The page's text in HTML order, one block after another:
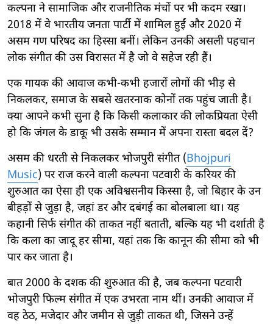
कल्पना ने सामाजिक और राजनीतिक मंचों पर भी कदम रखा।
2018 में वे भारतीय जनता पार्टी में शामिल हुईं और 2020 में
असम गण परिषद का हिस्सा बनीं। लेकिन उनकी असली पहचान
लोक संगीत की उस विरासत में है जो वे सहेज रही हैं।
एक गायक की आवाज कभी-कभी हजारों लोगों की भीड़ से
निकलकर, समाज के सबसे खतरनाक कोनों तक पहुंच जाती है।
क्या आपने कभी सुना है कि किसी कलाकार की लोकप्रियता ऐसी
हो कि जंगल के डाकू भी उसके सम्मान में अपना रास्ता बदल दें?
असम की धरती से निकलकर भोजपुरी संगीत (Bhojpuri
Music) पर राज करने वाली कल्पना पटवारी के करियर की
शुरुआत का ऐसा ही एक अविश्वसनीय किस्सा है, जो बिहार के उन
बीहड़ों से जुड़ा है, जहां डर और दबंगई का बोलबाला था। यह
कहानी सिर्फ संगीत की ताकत नहीं बताती, बल्कि यह भी दर्शाती है
कि कला का जादू हर सीमा, यहां तक कि कानून की सीमा को भी
पार कर जाता है।
बात 2000 के दशक की शुरुआत की है, जब कल्पना पटवारी
भोजपुरी फिल्म संगीत में एक उभरता नाम थीं। उनकी आवाज में
वह ठेठ, मजेदार और जमीन से जुड़ी ताकत थी, जिसने उन्हें